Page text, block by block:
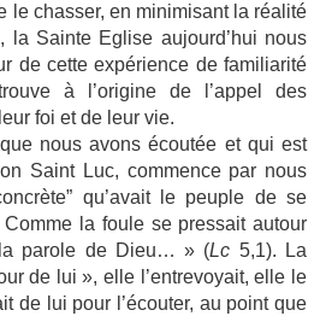
le chasser, en minimisant la réalité
la Sainte Eglise aujourd’hui nous
de cette expérience de familiarité
à l’origine de l’appel des
foi et de leur vie.
nous avons écoutée et qui est
Saint Luc, commence par nous
qu’avait le peuple de se
la foule se pressait autour
parole de Dieu… » (Lc 5,1). La
de lui », elle l’entrevoyait, elle le
de lui pour l’écouter, au point que